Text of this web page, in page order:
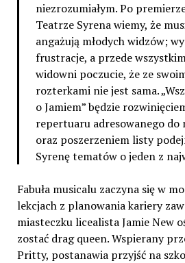
niezrozumiałym. Po
Teatrze Syrena wiemy, że
angażują młodych widzów;
frustracje, a przede
widowni poczucie, że ze
rozterkami nie jest sama.
o Jamiem” będzie
repertuaru adresowanego do
oraz poszerzeniem listy
Syrenę tematów o jeden z
Fabuła musicalu zaczyna się w
lekcjach z planowania kariery
miasteczku licealista Jamie New
zostać drag queen. Wspierany
Pritty, postanawia przyjść na